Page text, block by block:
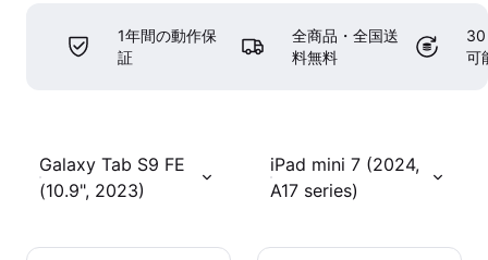
1年間の動作保
証
全商品・全国送
料無料
30
可
Galaxy Tab S9 FE
(10.9", 2023)
iPad mini 7 (2024,
A17 series)